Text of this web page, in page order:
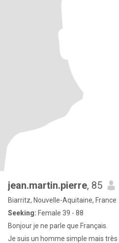
jean.martin.pierre, 85
Biarritz, Nouvelle-Aquitaine, France
Seeking: Female 39 - 88
Bonjour je ne parle que Français.
Je suis un homme simple mais très